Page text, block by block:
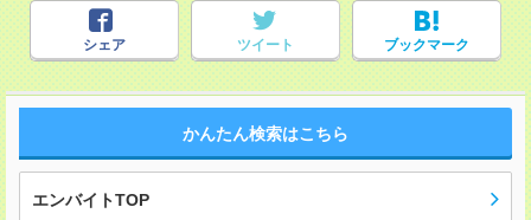
シェア ツイート ブックマーク
かんたん検索はこちら
エンバイトTOP